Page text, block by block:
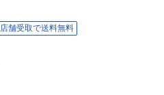
店舗受取で送料無料